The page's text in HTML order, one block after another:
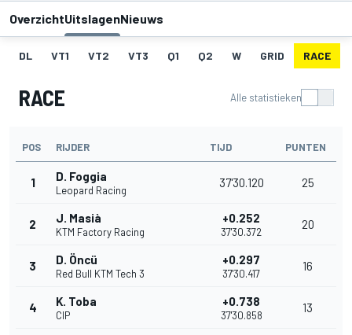
OverzichtUitslagenNieuws
DL VT1 VT2 VT3 Q1 Q2 W GRID RACE
RACE Alle statistieken
POS RIJDER TIJD PUNTEN
1 D. Foggia
Leopard Racing
37'30.120 25
2 J. Masià
KTM Factory Racing
+0.252
37'30.372
20
3 D. Öncü
Red Bull KTM Tech 3
+0.297
37'30.417
16
4 K. Toba
CIP
+0.738
37'30.858
13